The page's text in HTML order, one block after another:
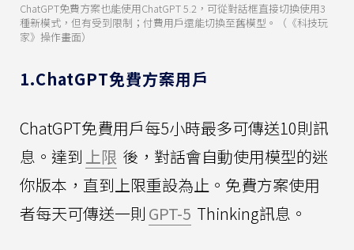
ChatGPT免費方案也能使用ChatGPT 5.2，可從對話框直接切換使用3
種新模式，但有受到限制；付費用戶還能切換至舊模型。（《科技玩
家》操作畫面）
1.ChatGPT免費方案用戶
ChatGPT免費用戶每5小時最多可傳送10則訊
息。達到 上限 後，對話會自動使用模型的迷
你版本，直到上限重設為止。免費方案使用
者每天可傳送一則 GPT-5 Thinking訊息。